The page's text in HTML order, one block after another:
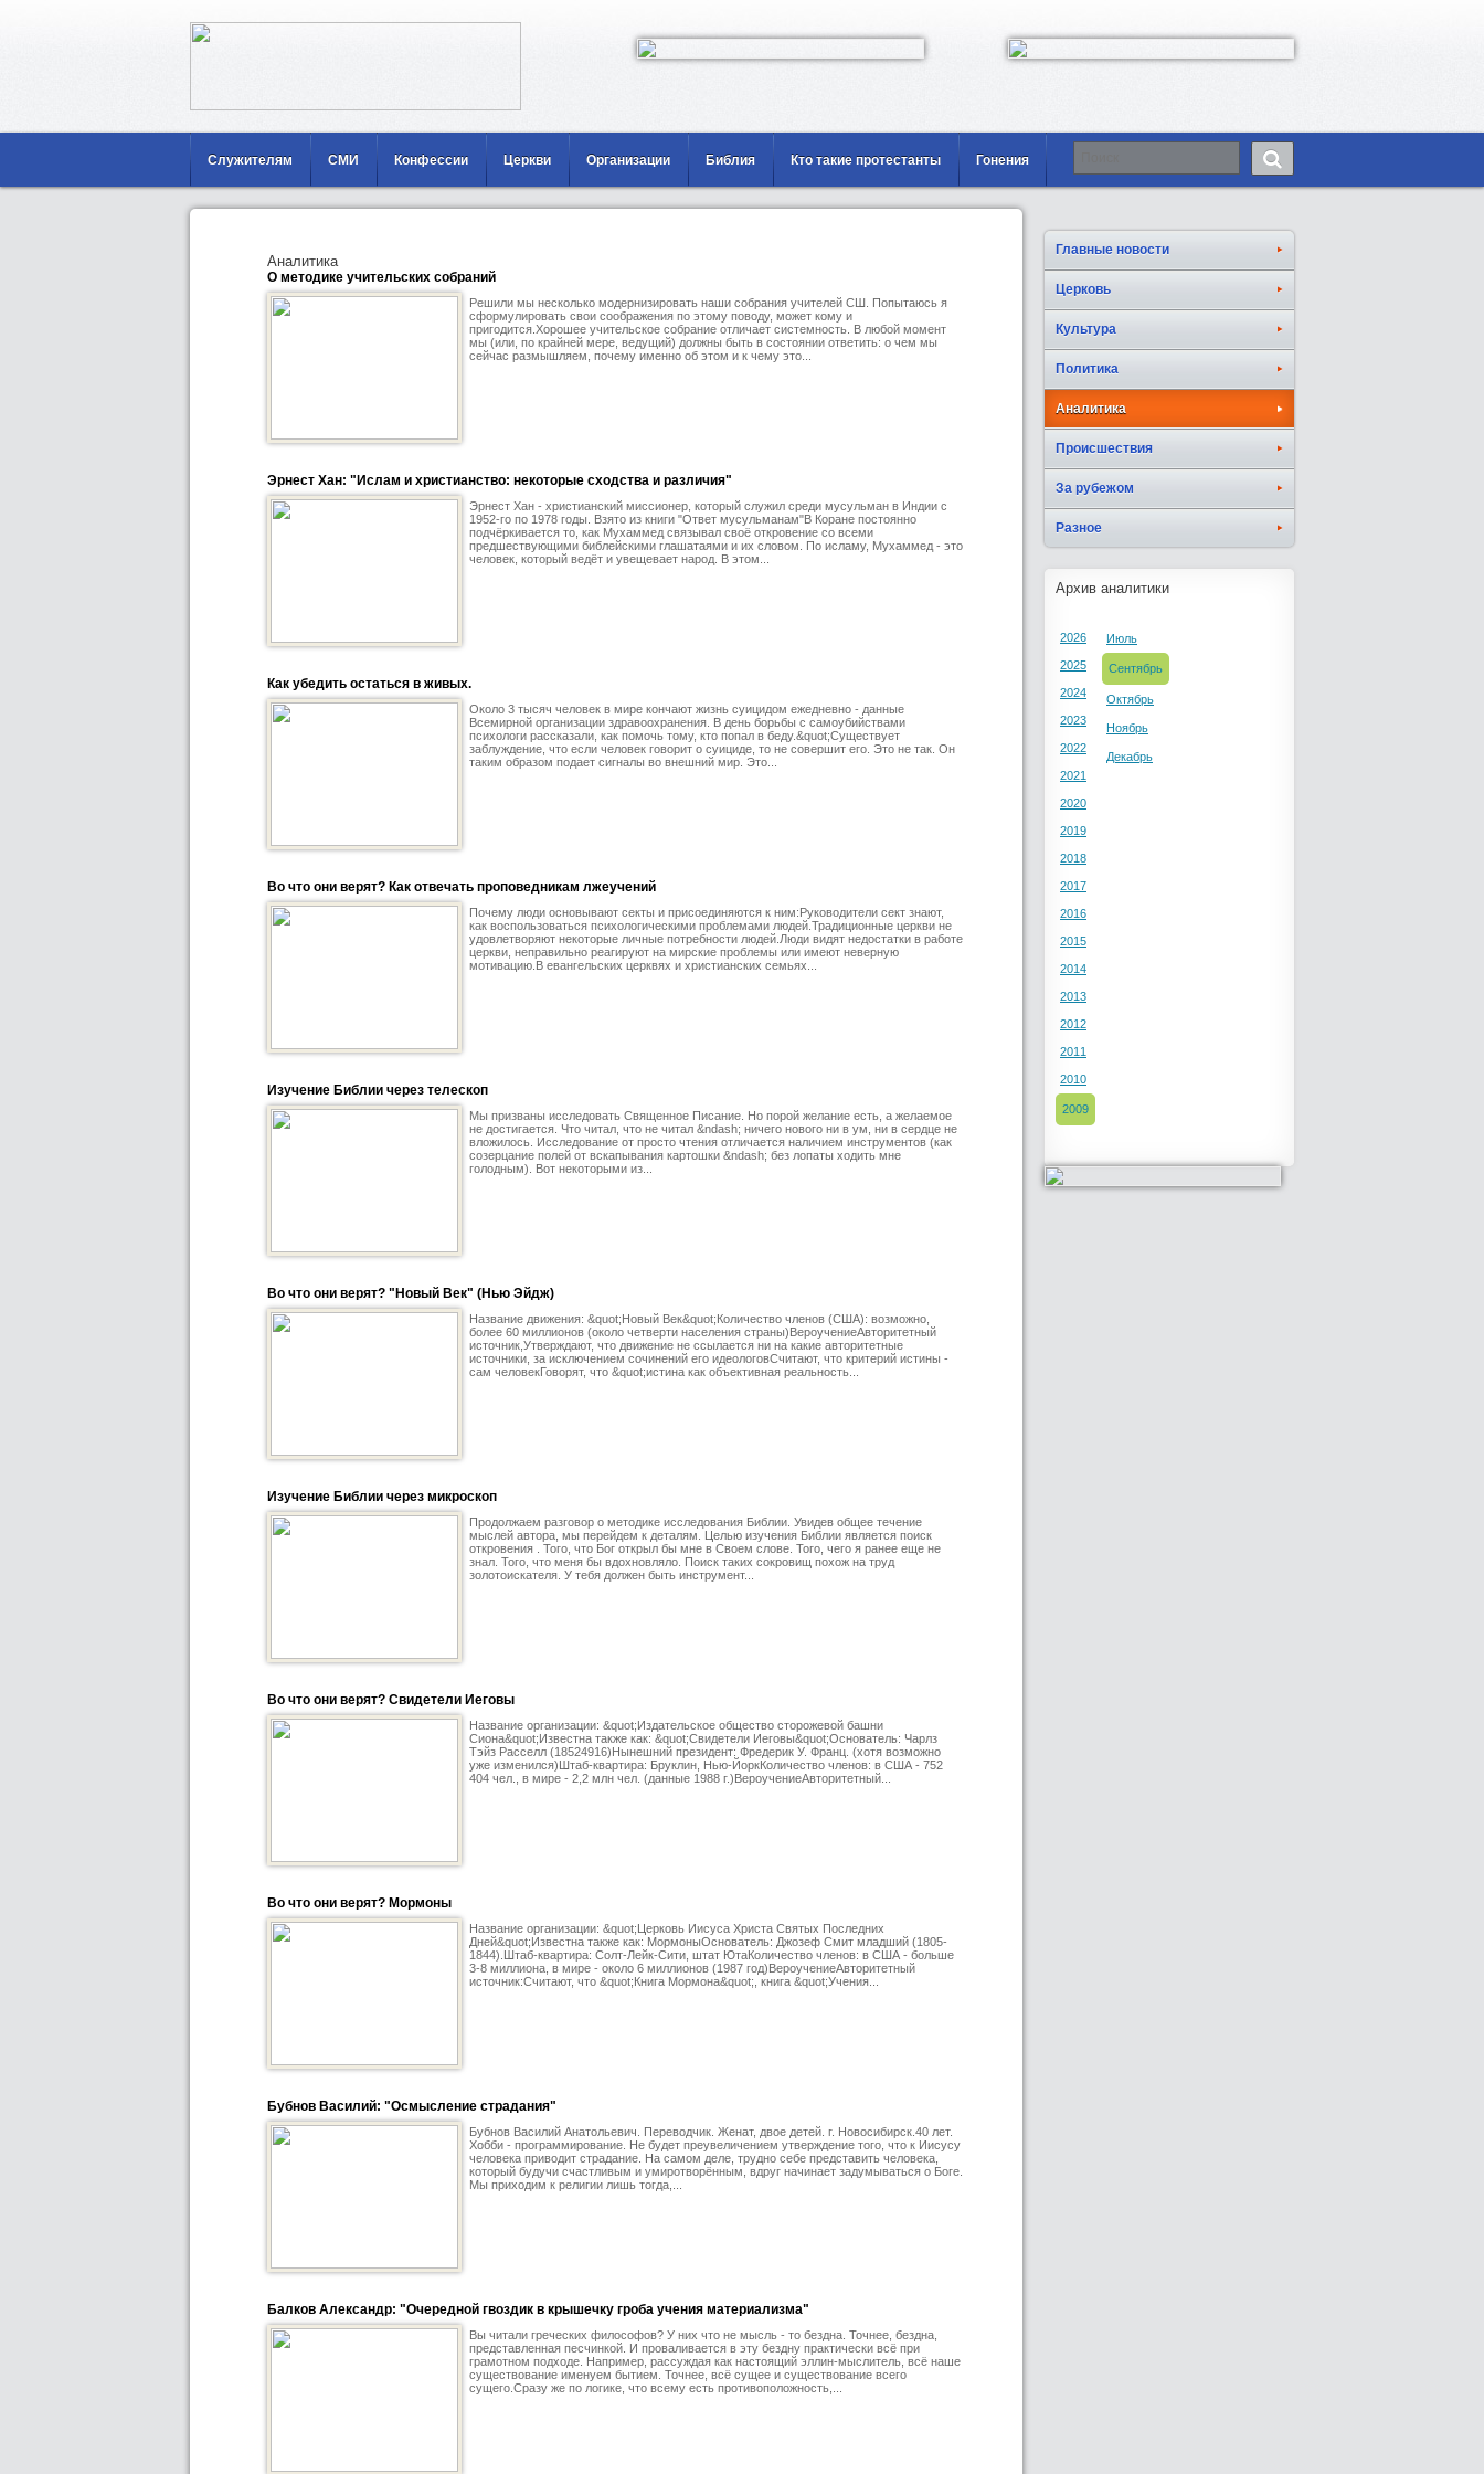
Служителям СМИ Конфессии Церкви Организации Библия Кто такие протестанты Гонения
Аналитика
О методике учительских собраний
Решили мы несколько модернизировать наши собрания учителей СШ. Попытаюсь я
сформулировать свои соображения по этому поводу, может кому и
пригодится.Хорошее учительское собрание отличает системность. В любой момент
мы (или, по крайней мере, ведущий) должны быть в состоянии ответить: о чем мы
сейчас размышляем, почему именно об этом и к чему это...
Эрнест Хан: "Ислам и христианство: некоторые сходства и различия"
Эрнест Хан - христианский миссионер, который служил среди мусульман в Индии с
1952-го по 1978 годы. Взято из книги "Ответ мусульманам"В Коране постоянно
подчёркивается то, как Мухаммед связывал своё откровение со всеми
предшествующими библейскими глашатаями и их словом. По исламу, Мухаммед - это
человек, который ведёт и увещевает народ. В этом...
Как убедить остаться в живых.
Около 3 тысяч человек в мире кончают жизнь суицидом ежедневно - данные
Всемирной организации здравоохранения. В день борьбы с самоубийствами
психологи рассказали, как помочь тому, кто попал в беду.&quot;Существует
заблуждение, что если человек говорит о суициде, то не совершит его. Это не так. Он
таким образом подает сигналы во внешний мир. Это...
Во что они верят? Как отвечать проповедникам лжеучений
Почему люди основывают секты и присоединяются к ним:Руководители сект знают,
как воспользоваться психологическими проблемами людей.Традиционные церкви не
удовлетворяют некоторые личные потребности людей.Люди видят недостатки в работе
церкви, неправильно реагируют на мирские проблемы или имеют неверную
мотивацию.В евангельских церквях и христианских семьях...
Изучение Библии через телескоп
Мы призваны исследовать Священное Писание. Но порой желание есть, а желаемое
не достигается. Что читал, что не читал &ndash; ничего нового ни в ум, ни в сердце не
вложилось. Исследование от просто чтения отличается наличием инструментов (как
созерцание полей от вскапывания картошки &ndash; без лопаты ходить мне
голодным). Вот некоторыми из...
Во что они верят? "Новый Век" (Нью Эйдж)
Название движения: &quot;Новый Век&quot;Количество членов (США): возможно,
более 60 миллионов (около четверти населения страны)ВероучениеАвторитетный
источник,Утверждают, что движение не ссылается ни на какие авторитетные
источники, за исключением сочинений его идеологовСчитают, что критерий истины -
сам человекГоворят, что &quot;истина как объективная реальность...
Изучение Библии через микроскоп
Продолжаем разговор о методике исследования Библии. Увидев общее течение
мыслей автора, мы перейдем к деталям. Целью изучения Библии является поиск
откровения . Того, что Бог открыл бы мне в Своем слове. Того, чего я ранее еще не
знал. Того, что меня бы вдохновляло. Поиск таких сокровищ похож на труд
золотоискателя. У тебя должен быть инструмент...
Во что они верят? Свидетели Иеговы
Название организации: &quot;Издательское общество сторожевой башни
Сиона&quot;Известна также как: &quot;Свидетели Иеговы&quot;Основатель: Чарлз
Тэйз Расселл (18524916)Нынешний президент: Фредерик У. Франц. (хотя возможно
уже изменился)Штаб-квартира: Бруклин, Нью-ЙоркКоличество членов: в США - 752
404 чел., в мире - 2,2 млн чел. (данные 1988 г.)ВероучениеАвторитетный...
Во что они верят? Мормоны
Название организации: &quot;Церковь Иисуса Христа Святых Последних
Дней&quot;Известна также как: МормоныОснователь: Джозеф Смит младший (1805-
1844).Штаб-квартира: Солт-Лейк-Сити, штат ЮтаКоличество членов: в США - больше
3-8 миллиона, в мире - около 6 миллионов (1987 год)ВероучениеАвторитетный
источник:Считают, что &quot;Книга Мормона&quot;, книга &quot;Учения...
Бубнов Василий: "Осмысление страдания"
Бубнов Василий Анатольевич. Переводчик. Женат, двое детей. г. Новосибирск.40 лет.
Хобби - программирование. Не будет преувеличением утверждение того, что к Иисусу
человека приводит страдание. На самом деле, трудно себе представить человека,
который будучи счастливым и умиротворённым, вдруг начинает задумываться о Боге.
Мы приходим к религии лишь тогда,...
Балков Александр: "Очередной гвоздик в крышечку гроба учения материализма"
Вы читали греческих философов? У них что не мысль - то бездна. Точнее, бездна,
представленная песчинкой. И проваливается в эту бездну практически всё при
грамотном подходе. Например, рассуждая как настоящий эллин-мыслитель, всё наше
существование именуем бытием. Точнее, всё сущее и существование всего
сущего.Сразу же по логике, что всему есть противоположность,...
Главные новости
Церковь
Культура
Политика
Аналитика
Происшествия
За рубежом
Разное
Архив аналитики
2026
2025
2024
2023
2022
2021
2020
2019
2018
2017
2016
2015
2014
2013
2012
2011
2010
2009
Июль
Сентябрь
Октябрь
Ноябрь
Декабрь